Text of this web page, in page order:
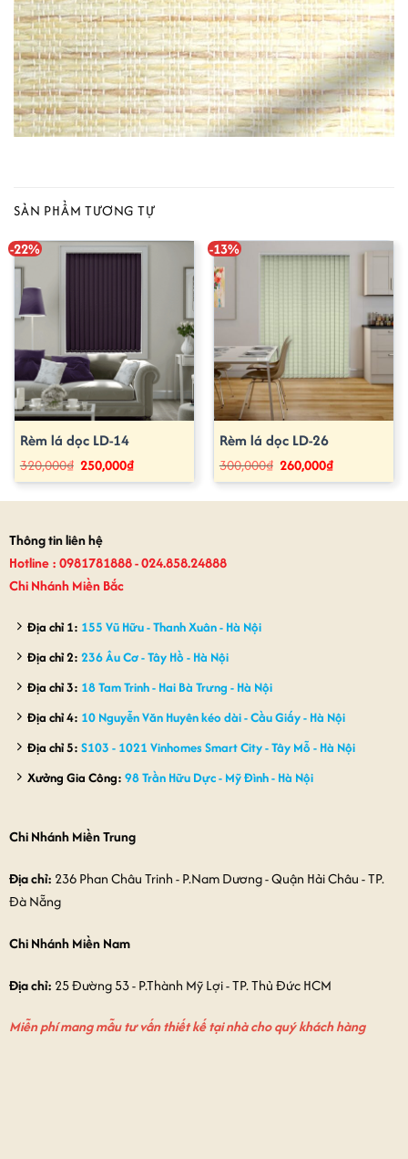
SẢN PHẨM TƯƠNG TỰ
-22%
Rèm lá dọc LD-14
320,000₫ Giá
gốc
là:
320,000₫.
250,000₫Giá
hiện
tại
là:
-13%
Rèm lá dọc LD-26
300,000₫ Giá
gốc
là:
300,000₫.
260,000₫Giá
hiện
tại
là:
Thông tin liên hệ
Hotline : 0981781888 - 024.858.24888
Chi Nhánh Miền Bắc
Địa chỉ 1: 155 Vũ Hữu - Thanh Xuân - Hà Nội
Địa chỉ 2: 236 Âu Cơ - Tây Hồ - Hà Nội
Địa chỉ 3: 18 Tam Trinh - Hai Bà Trưng - Hà Nội
Địa chỉ 4: 10 Nguyễn Văn Huyên kéo dài - Cầu Giấy - Hà Nội
Địa chỉ 5: S103 - 1021 Vinhomes Smart City - Tây Mỗ - Hà Nội
Xưởng Gia Công: 98 Trần Hữu Dực - Mỹ Đình - Hà Nội
Chi Nhánh Miền Trung
Địa chỉ: 236 Phan Châu Trinh - P.Nam Dương - Quận Hải Châu - TP.
Đà Nẵng
Chi Nhánh Miền Nam
Địa chỉ: 25 Đường 53 - P.Thành Mỹ Lợi - TP. Thủ Đức HCM
Miễn phí mang mẫu tư vấn thiết kế tại nhà cho quý khách hàng